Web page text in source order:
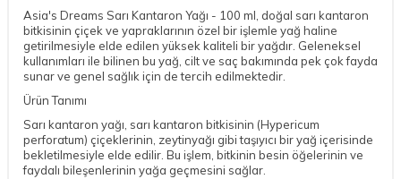
Asia's Dreams Sarı Kantaron Yağı - 100 ml, doğal sarı kantaron
bitkisinin çiçek ve yapraklarının özel bir işlemle yağ haline
getirilmesiyle elde edilen yüksek kaliteli bir yağdır. Geleneksel
kullanımları ile bilinen bu yağ, cilt ve saç bakımında pek çok fayda
sunar ve genel sağlık için de tercih edilmektedir.
Ürün Tanımı
Sarı kantaron yağı, sarı kantaron bitkisinin (Hypericum
perforatum) çiçeklerinin, zeytinyağı gibi taşıyıcı bir yağ içerisinde
bekletilmesiyle elde edilir. Bu işlem, bitkinin besin öğelerinin ve
faydalı bileşenlerinin yağa geçmesini sağlar.